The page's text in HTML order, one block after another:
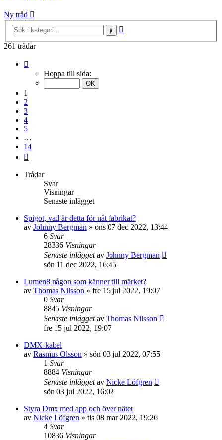
Ny tråd
Sök
261 trådar
Hoppa till sida:
1
2
3
4
5
…
14
Trådar
Svar
Visningar
Senaste inlägget
Spigot, vad är detta för nåt fabrikat?
av Johnny Bergman » ons 07 dec 2022, 13:44
6 Svar
28336 Visningar
Senaste inläggetav Johnny Bergman
sön 11 dec 2022, 16:45
Lumen8 någon som känner till märket?
av Thomas Nilsson » fre 15 jul 2022, 19:07
0 Svar
8845 Visningar
Senaste inläggetav Thomas Nilsson
fre 15 jul 2022, 19:07
DMX-kabel
av Rasmus Olsson » sön 03 jul 2022, 07:55
1 Svar
8884 Visningar
Senaste inläggetav Nicke Löfgren
sön 03 jul 2022, 16:02
Styra Dmx med app och över nätet
av Nicke Löfgren » tis 08 mar 2022, 19:26
4 Svar
10836 Visningar